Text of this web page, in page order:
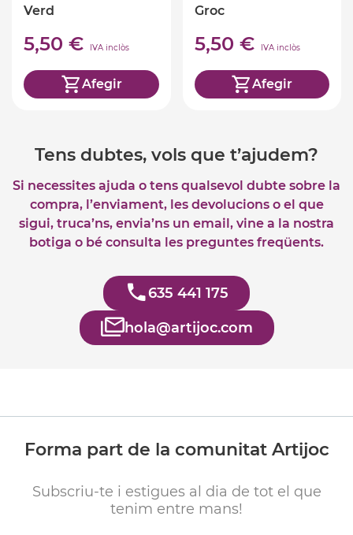
Verd
5,50 € IVA inclòs
Afegir
Groc
5,50 € IVA inclòs
Afegir
Tens dubtes, vols que t’ajudem?
Si necessites ajuda o tens qualsevol dubte sobre la
compra, l’enviament, les devolucions o el que
sigui, truca’ns, envia’ns un email, vine a la nostra
botiga o bé consulta les preguntes freqüents.
635 441 175
hola@artijoc.com
Forma part de la comunitat Artijoc
Subscriu-te i estigues al dia de tot el que
tenim entre mans!